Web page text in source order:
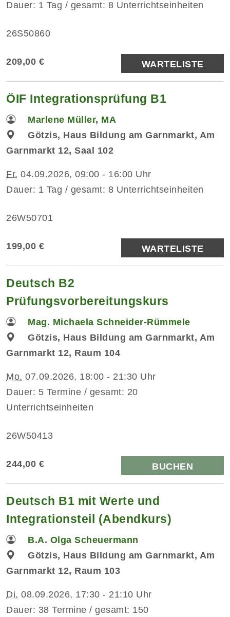
Dauer: 1 Tag / gesamt: 8 Unterrichtseinheiten
26S50860
209,00 € WARTELISTE
ÖIF Integrationsprüfung B1
Marlene Müller, MA
Götzis, Haus Bildung am Garnmarkt, Am
Garnmarkt 12, Saal 102
Fr. 04.09.2026, 09:00 - 16:00 Uhr
Dauer: 1 Tag / gesamt: 8 Unterrichtseinheiten
26W50701
199,00 € WARTELISTE
Deutsch B2
Prüfungsvorbereitungskurs
Mag. Michaela Schneider-Rümmele
Götzis, Haus Bildung am Garnmarkt, Am
Garnmarkt 12, Raum 104
Mo. 07.09.2026, 18:00 - 21:30 Uhr
Dauer: 5 Termine / gesamt: 20
Unterrichtseinheiten
26W50413
244,00 € BUCHEN
Deutsch B1 mit Werte und
Integrationsteil (Abendkurs)
B.A. Olga Scheuermann
Götzis, Haus Bildung am Garnmarkt, Am
Garnmarkt 12, Raum 103
Di. 08.09.2026, 17:30 - 21:10 Uhr
Dauer: 38 Termine / gesamt: 150